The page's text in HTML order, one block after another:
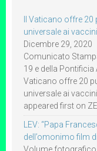
Il Vaticano offre
universale ai
Dicembre 29, 2020
Comunicato
19 e della Pontificia
Vaticano offre 20
universale ai
appeared first on
LEV: “Papa
dell’omonimo film